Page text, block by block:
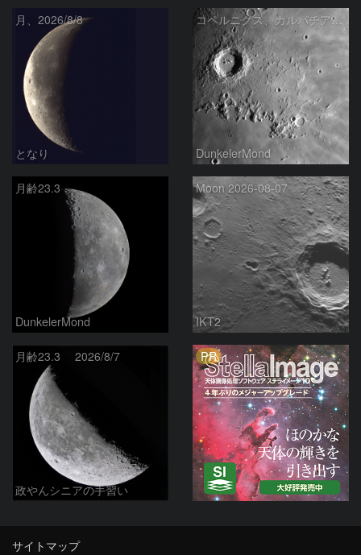
月、2026/8/8
となり
コペルニクス、カルパチア山脈付近
DunkelerMond
月齢23.3
DunkelerMond
Moon 2026-08-07
IKT2
月齢23.3 2026/8/7
政やんシニアの手習い
PR
サイトマップ